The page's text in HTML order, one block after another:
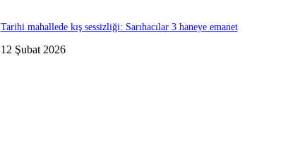
Tarihi mahallede kış sessizliği: Sarıhacılar 3 haneye emanet
12 Şubat 2026